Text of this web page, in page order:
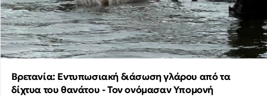
Βρετανία: Εντυπωσιακή διάσωση γλάρου από τα
δίχτυα του θανάτου - Τον ονόμασαν Υπομονή